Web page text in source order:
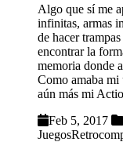
Algo que sí me
infinitas, armas
de hacer
encontrar la
memoria donde
Como amaba mi
aún más mi
Feb 5, 2017
Juegos